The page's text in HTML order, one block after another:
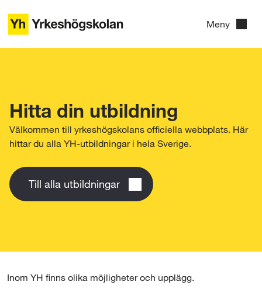
G
å
t
Meny
Hitta din utbildning
Välkommen till yrkeshögskolans officiella webbplats. Här
hittar du alla YH-utbildningar i hela Sverige.
Till alla utbildningar
Inom YH finns olika möjligheter och upplägg.